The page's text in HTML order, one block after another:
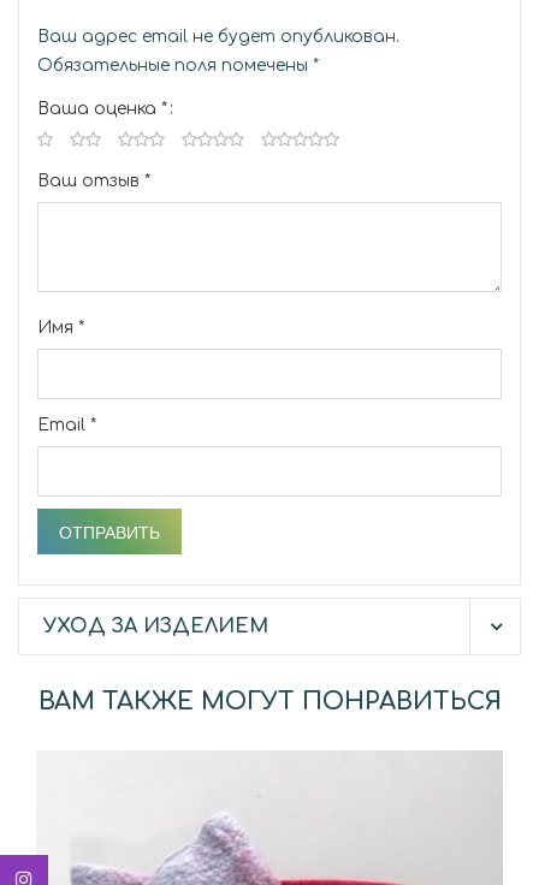
Ваш адрес email не будет опубликован.
Обязательные поля помечены *
Ваша оценка *
Ваш отзыв *
Имя *
Email *
УХОД ЗА ИЗДЕЛИЕМ
ВАМ ТАКЖЕ МОГУТ ПОНРАВИТЬСЯ